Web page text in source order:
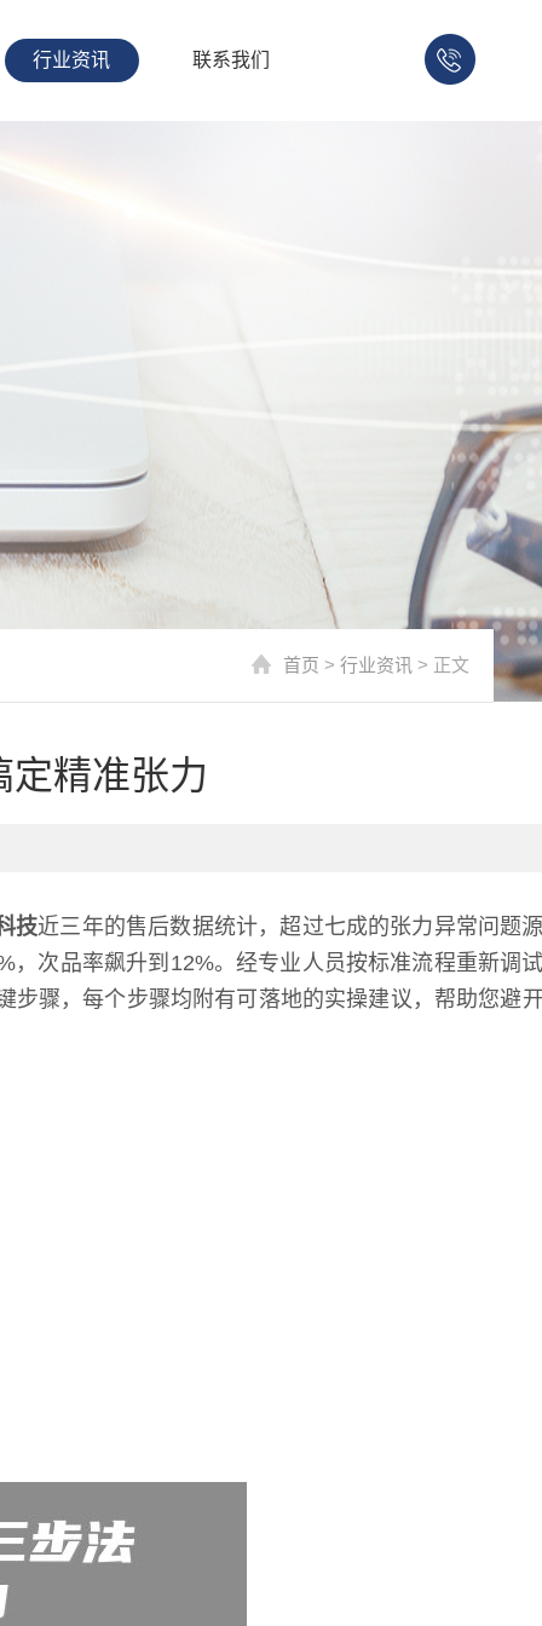
行业资讯 联系我们
首页 > 行业资讯 > 正文
精准张力
技近三年的售后数据统计，超过七成的张力异常问题
次品率飙升到12%。经专业人员按标准流程重新调
骤，每个步骤均附有可落地的实操建议，帮助您避